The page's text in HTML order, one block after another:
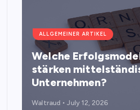
ALLGEMEINER ARTIKEL
Welche
stärken
Unternehmen?
Waltraud July 12, 2026